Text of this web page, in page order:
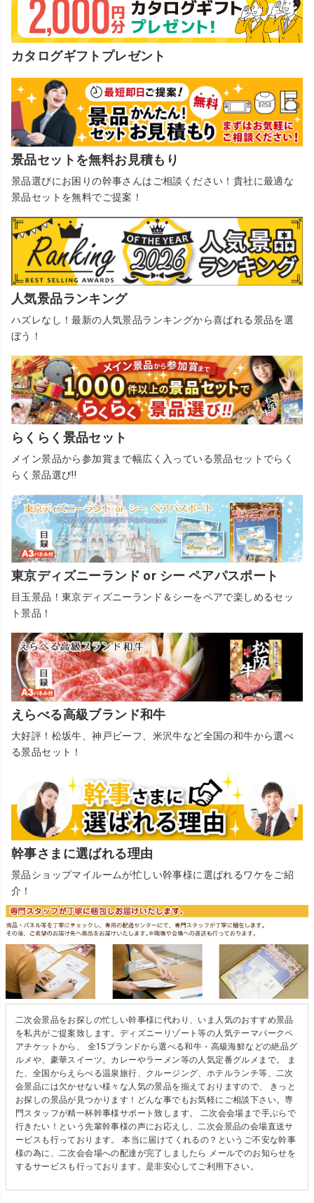
カタログギフトプレゼント
景品セットを無料お見積もり
景品選びにお困りの幹事さんはご相談ください！貴社に最適な
景品セットを無料でご提案！
人気景品ランキング
ハズレなし！最新の人気景品ランキングから喜ばれる景品を選
ぼう！
らくらく景品セット
メイン景品から参加賞まで幅広く入っている景品セットでらく
らく景品選び!!
東京ディズニーランド or シー ペアパスポート
目玉景品！東京ディズニーランド＆シーをペアで楽しめるセッ
ト景品！
えらべる高級ブランド和牛
大好評！松坂牛、神戸ビーフ、米沢牛など全国の和牛から選べ
る景品セット！
幹事さまに選ばれる理由
景品ショップマイルームが忙しい幹事様に選ばれるワケをご紹
介！
二次会景品をお探しの忙しい幹事様に代わり、いま人気のおすすめ景品
を私共がご提案致します。ディズニーリゾート等の人気テーマパークペ
アチケットから、 全15ブランドから選べる和牛・高級海鮮などの絶品グ
ルメや、豪華スイーツ。カレーやラーメン等の人気定番グルメまで。 ま
た、全国からえらべる温泉旅行、クルージング、ホテルランチ等、二次
会景品には欠かせない様々な人気の景品を揃えておりますので、 きっと
お探しの景品が見つかります！どんな事でもお気軽にご相談下さい。専
門スタッフが精一杯幹事様サポート致します。 二次会会場まで手ぶらで
行きたい！という先輩幹事様の声にお応えし、二次会景品の会場直送サ
ービスも行っております。 本当に届けてくれるの？というご不安な幹事
様の為に、二次会会場への配達が完了しましたら メールでのお知らせを
するサービスも行っております。是非安心してご利用下さい。